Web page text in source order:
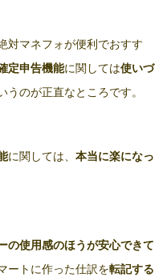
対マネフォが便利でおすす
定申告機能に関しては使いづ
うのが正直なところです。
に関しては、 本当に楽になっ
の使用感のほうが安心できて
ートに作った仕訳を転記する